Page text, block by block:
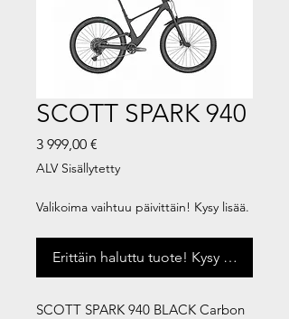
SCOTT SPARK 940
3 999,00 €
ALV Sisällytetty
Valikoima vaihtuu päivittäin! Kysy lisää.
Erittäin haluttu tuote! Kysy saatavuus
SCOTT SPARK 940 BLACK Carbon